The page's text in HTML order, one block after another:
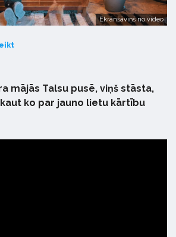
Ekrānšāviņš no video
mājās Talsu pusē, viņš stāsta,
ko par jauno lietu kārtību